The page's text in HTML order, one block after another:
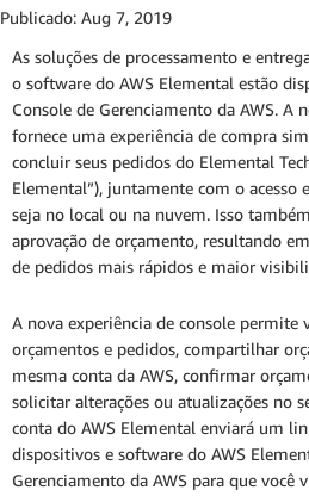
Publicado: Aug 7, 2019
As soluções de processamento e
o software do AWS Elemental estão
Console de Gerenciamento da AWS. A
fornece uma experiência de compra
concluir seus pedidos do Elemental
Elemental”), juntamente com o acesso
seja no local ou na nuvem. Isso
aprovação de orçamento, resultando
de pedidos mais rápidos e maior
A nova experiência de console permite
orçamentos e pedidos, compartilhar
mesma conta da AWS, confirmar
solicitar alterações ou atualizações no
conta do AWS Elemental enviará um
dispositivos e software do AWS
Gerenciamento da AWS para que você